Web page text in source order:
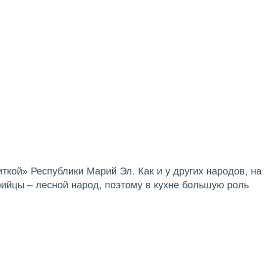
Республики Марий Эл. Как и у других народов, на
– лесной народ, поэтому в кухне большую роль